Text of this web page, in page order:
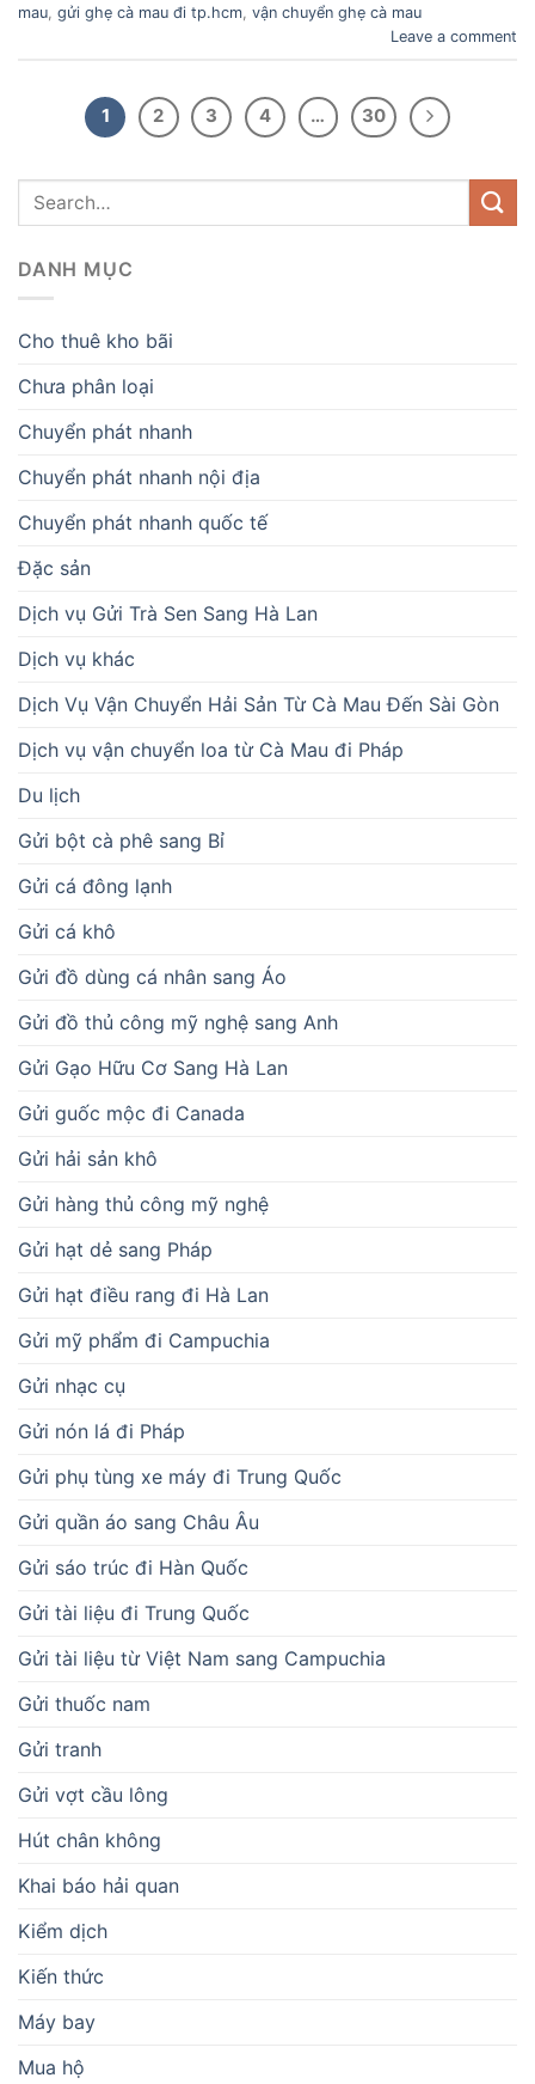
mau, gửi ghẹ cà mau đi tp.hcm, vận chuyển ghẹ cà mau
Leave a comment
1 2 3 4 … 30
DANH MỤC
Cho thuê kho bãi
Chưa phân loại
Chuyển phát nhanh
Chuyển phát nhanh nội địa
Chuyển phát nhanh quốc tế
Đặc sản
Dịch vụ Gửi Trà Sen Sang Hà Lan
Dịch vụ khác
Dịch Vụ Vận Chuyển Hải Sản Từ Cà Mau Đến Sài Gòn
Dịch vụ vận chuyển loa từ Cà Mau đi Pháp
Du lịch
Gửi bột cà phê sang Bỉ
Gửi cá đông lạnh
Gửi cá khô
Gửi đồ dùng cá nhân sang Áo
Gửi đồ thủ công mỹ nghệ sang Anh
Gửi Gạo Hữu Cơ Sang Hà Lan
Gửi guốc mộc đi Canada
Gửi hải sản khô
Gửi hàng thủ công mỹ nghệ
Gửi hạt dẻ sang Pháp
Gửi hạt điều rang đi Hà Lan
Gửi mỹ phẩm đi Campuchia
Gửi nhạc cụ
Gửi nón lá đi Pháp
Gửi phụ tùng xe máy đi Trung Quốc
Gửi quần áo sang Châu Âu
Gửi sáo trúc đi Hàn Quốc
Gửi tài liệu đi Trung Quốc
Gửi tài liệu từ Việt Nam sang Campuchia
Gửi thuốc nam
Gửi tranh
Gửi vợt cầu lông
Hút chân không
Khai báo hải quan
Kiểm dịch
Kiến thức
Máy bay
Mua hộ